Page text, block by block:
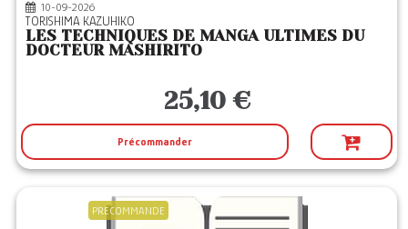
10-09-2026
TORISHIMA KAZUHIKO
LES TECHNIQUES DE MANGA ULTIMES DU
DOCTEUR MASHIRITO
25,10 €
Précommander
PRECOMMANDE